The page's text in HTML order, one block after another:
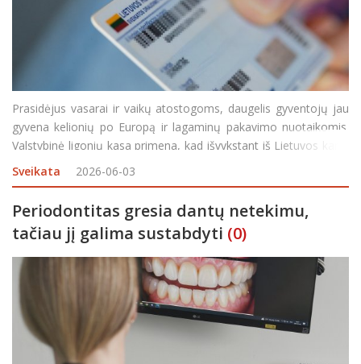
Prasidėjus vasarai ir vaikų atostogoms, daugelis gyventojų jau
gyvena kelionių po Europą ir lagaminų pakavimo nuotaikomis.
Valstybinė ligonių kasa primena, kad išvykstant iš Lietuvos kartu
su pasu ar asmens tapatybės kortele būtina pasiimti dar vieną
Sveikata 2026-06-03
Periodontitas gresia dantų netekimu,
tačiau jį galima sustabdyti (0)